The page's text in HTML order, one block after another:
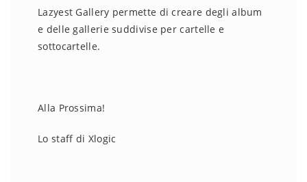
Lazyest Gallery permette di creare degli album
e delle gallerie suddivise per cartelle e
sottocartelle.
Alla Prossima!
Lo staff di Xlogic